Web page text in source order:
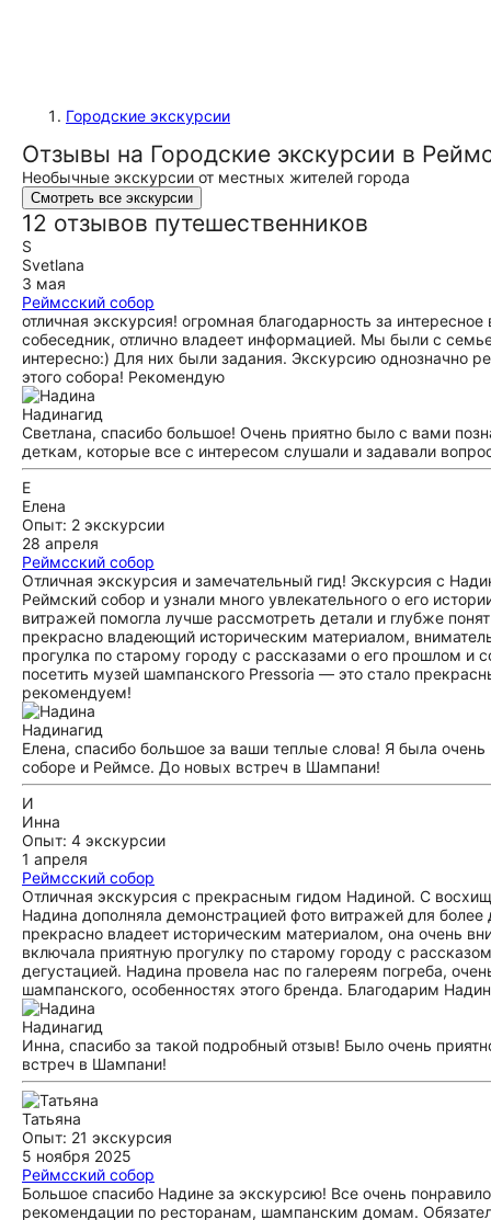
Городские экскурсии
Отзывы на Городские экскурсии в
Необычные экскурсии от местных жителей города
Смотреть все экскурсии
12 отзывов путешественников
S
Svetlana
3 мая
Реймсский собор
отличная экскурсия! огромная благодарность за
собеседник, отлично владеет информацией. Мы были с
интересно:) Для них были задания. Экскурсию однозначно
этого собора! Рекомендую
Надинагид
Светлана, спасибо большое! Очень приятно было с вами
деткам, которые все с интересом слушали и задавали
Е
Елена
Опыт: 2 экскурсии
28 апреля
Реймсский собор
Отличная экскурсия и замечательный гид! Экскурсия с
Реймский собор и узнали много увлекательного о его
витражей помогла лучше рассмотреть детали и глубже
прекрасно владеющий историческим материалом,
прогулка по старому городу с рассказами о его прошлом и
посетить музей шампанского Pressoria — это стало
рекомендуем!
Надинагид
Елена, спасибо большое за ваши теплые слова! Я была
соборе и Реймсе. До новых встреч в Шампани!
И
Инна
Опыт: 4 экскурсии
1 апреля
Реймсский собор
Отличная экскурсия с прекрасным гидом Надиной. С
Надина дополняла демонстрацией фото витражей для
прекрасно владеет историческим материалом, она очень
включала приятную прогулку по старому городу с
дегустацией. Надина провела нас по галереям погреба,
шампанского, особенностях этого бренда. Благодарим
Надинагид
Инна, спасибо за такой подробный отзыв! Было очень
встреч в Шампани!
Татьяна
Опыт: 21 экскурсия
5 ноября 2025
Реймсский собор
Большое спасибо Надине за экскурсию! Все очень
рекомендации по ресторанам, шампанским домам.